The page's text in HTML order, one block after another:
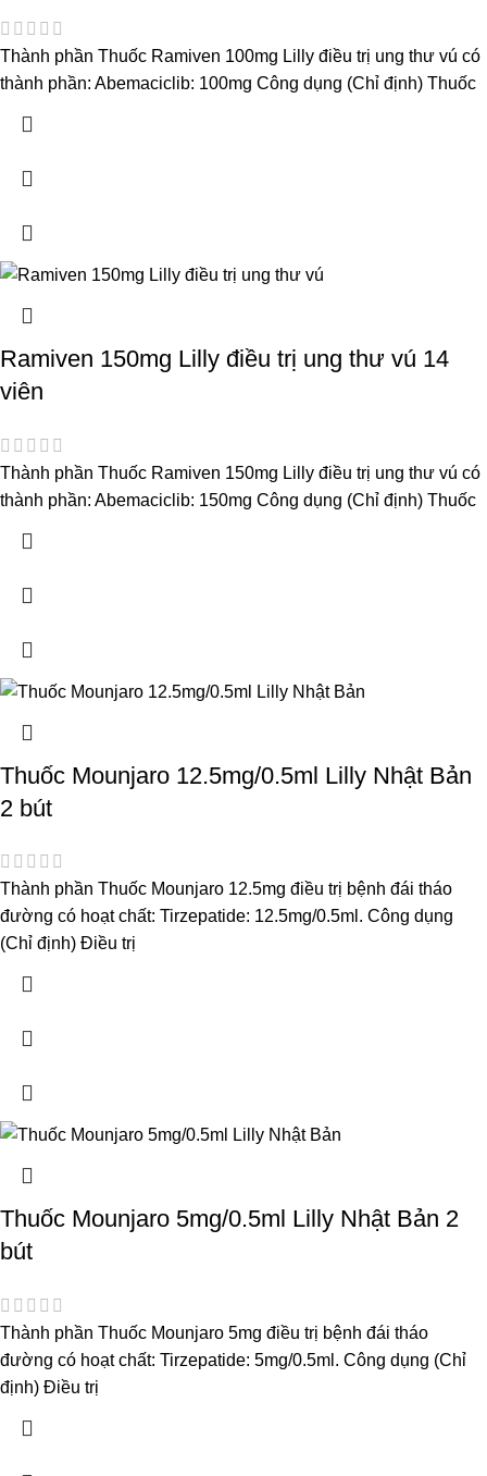
Thành phần Thuốc Ramiven 100mg Lilly điều trị ung thư vú có
thành phần: Abemaciclib: 100mg Công dụng (Chỉ định) Thuốc
Ramiven 150mg Lilly điều trị ung thư vú 14
viên
Thành phần Thuốc Ramiven 150mg Lilly điều trị ung thư vú có
thành phần: Abemaciclib: 150mg Công dụng (Chỉ định) Thuốc
Thuốc Mounjaro 12.5mg/0.5ml Lilly Nhật Bản
2 bút
Thành phần Thuốc Mounjaro 12.5mg điều trị bệnh đái tháo
đường có hoạt chất: Tirzepatide: 12.5mg/0.5ml. Công dụng
(Chỉ định) Điều trị
Thuốc Mounjaro 5mg/0.5ml Lilly Nhật Bản 2
bút
Thành phần Thuốc Mounjaro 5mg điều trị bệnh đái tháo
đường có hoạt chất: Tirzepatide: 5mg/0.5ml. Công dụng (Chỉ
định) Điều trị